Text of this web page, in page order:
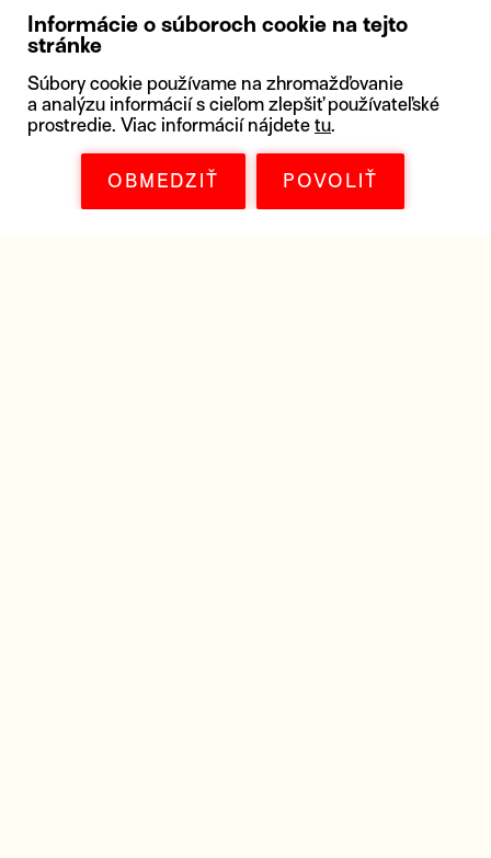
ČSFD IMDB
Informácie o súboroch cookie na tejto
stránke
Súbory cookie používame na zhromažďovanie
a analýzu informácií s cieľom zlepšiť používateľské
prostredie. Viac informácií nájdete tu.
OBMEDZIŤ POVOLIŤ